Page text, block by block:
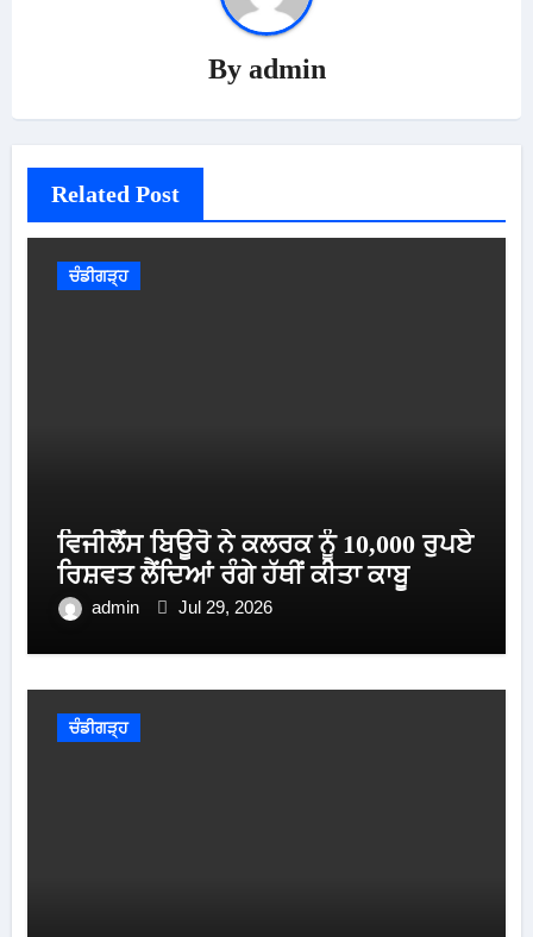
By admin
Related Post
ਚੰਡੀਗੜ੍ਹ
ਵਿਜੀਲੈਂਸ ਬਿਊਰੋ ਨੇ ਕਲਰਕ ਨੂੰ 10,000 ਰੁਪਏ
ਰਿਸ਼ਵਤ ਲੈਂਦਿਆਂ ਰੰਗੇ ਹੱਥੀਂ ਕੀਤਾ ਕਾਬੂ
admin Jul 29, 2026
ਚੰਡੀਗੜ੍ਹ